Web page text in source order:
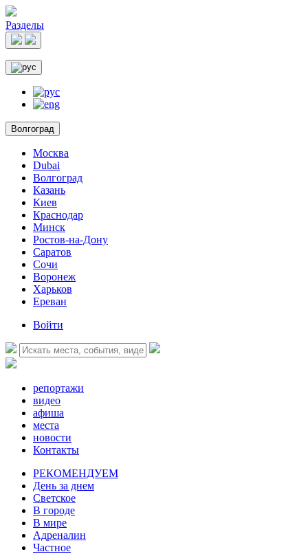
Разделы
Волгоград
Москва
Dubai
Волгоград
Казань
Киев
Краснодар
Минск
Ростов-на-Дону
Саратов
Сочи
Воронеж
Харьков
Ереван
Войти
репортажи
видео
афиша
места
новости
Контакты
РЕКОМЕНДУЕМ
День за днем
Светское
В городе
В мире
Адреналин
Частное